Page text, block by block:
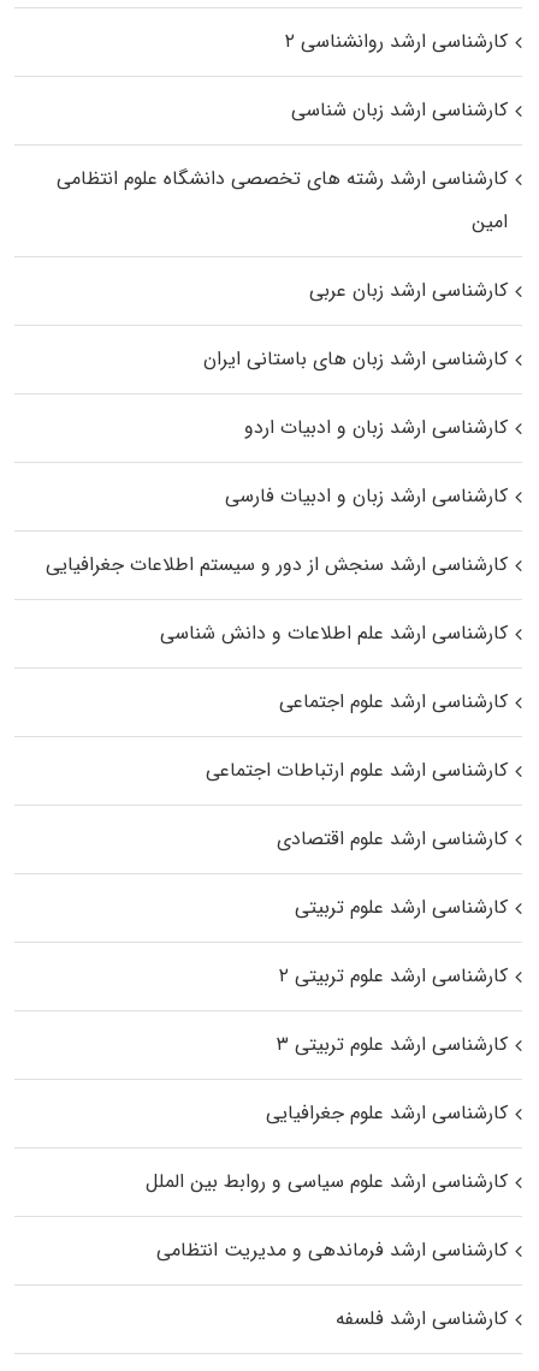
کارشناسی ارشد روانشناسی ۲
کارشناسی ارشد زبان شناسی
کارشناسی ارشد رﺷﺘﻪ ﻫﺎی تخصصی داﻧﺸﮕﺎه ﻋﻠﻮم انتظامی
اﻣﻴﻦ
کارشناسی ارشد زبان عربی
کارشناسی ارشد زبان‌ های باستانی ایران
کارشناسی ارشد زبان و ادبیات اردو
کارشناسی ارشد زبان و ادبیات فارسی
کارشناسی ارشد سنجش از دور و سیستم اطلاعات جغرافیایی
کارشناسی ارشد علم اطلاعات و دانش شناسی
کارشناسی ارشد علوم اجتماعی
کارشناسی ارشد علوم ارتباطات اجتماعی
کارشناسی ارشد علوم اقتصادی
کارشناسی ارشد علوم تربیتی
کارشناسی ارشد علوم تربیتی ۲
کارشناسی ارشد علوم تربیتی ۳
کارشناسی ارشد علوم جغرافیایی
کارشناسی ارشد علوم سیاسی و روابط بین الملل
کارشناسی ارشد فرماندهی و مدیریت انتظامی
کارشناسی ارشد فلسفه